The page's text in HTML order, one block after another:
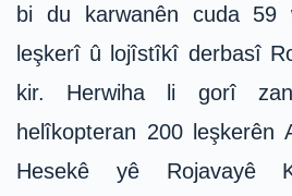
bi du karwanên cuda 59
leşkerî û lojîstîkî derbasî
kir. Herwiha li gorî
helîkopteran 200
Hesekê yê Rojavayê